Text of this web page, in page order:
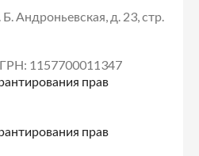
Андроньевская, д. 23, стр.
1157700011347
прав
прав